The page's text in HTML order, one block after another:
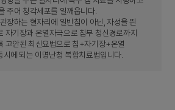
주어 청각세포를 일깨웁니다.
장하는 혈자리에 일반침이 아닌, 자성을 띈
자기장과 온열자극으로 침부 청신경로까지
고안된 최신요법으로 침+자기장+온열
시에 되는 이명난청 복합치료법입니다.